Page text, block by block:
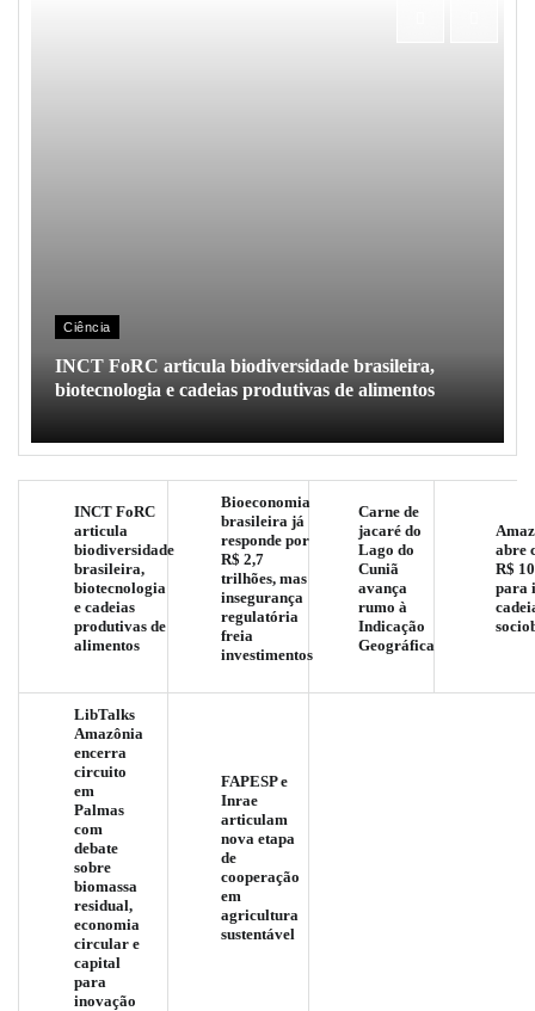
Ciência
INCT FoRC articula biodiversidade brasileira,
biotecnologia e cadeias produtivas de alimentos
INCT FoRC
articula
biodiversidade
brasileira,
biotecnologia
e cadeias
produtivas de
alimentos
Bioeconomia
brasileira já
responde por
R$ 2,7
trilhões, mas
insegurança
regulatória
freia
investimentos
Carne de
jacaré do
Lago do
Cuniã
avança
rumo à
Indicação
Geográfica
abre
R$
para
LibTalks
Amazônia
encerra
circuito
em
Palmas
com
debate
sobre
biomassa
residual,
economia
circular e
capital
para
inovação
FAPESP e
Inrae
articulam
nova etapa
de
cooperação
em
agricultura
sustentável